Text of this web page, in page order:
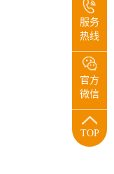
服务
热线
官方
微信
TOP